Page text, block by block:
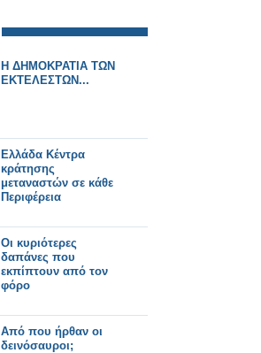
H ΔΗΜΟΚΡΑΤΙΑ ΤΩΝ
ΕΚΤΕΛΕΣΤΩΝ...
Ελλάδα Κέντρα
κράτησης
μεταναστών σε κάθε
Περιφέρεια
Oι κυριότερες
δαπάνες που
εκπίπτουν από τον
φόρο
Από που ήρθαν οι
δεινόσαυροι;